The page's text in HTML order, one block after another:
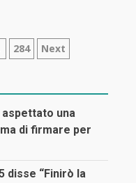
284 Next
aspettato una
di firmare per
disse “Finirò la